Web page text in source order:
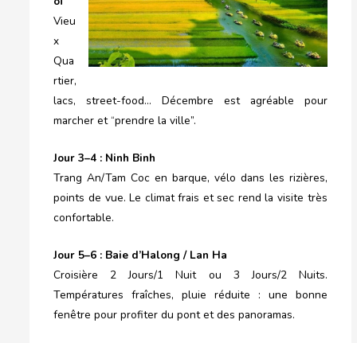
Vieu
x
Qua
rtier,
lacs, street-food… Décembre est agréable pour
marcher et “prendre la ville”.
Jour 3–4 : Ninh Binh
Trang An/Tam Coc en barque, vélo dans les rizières,
points de vue. Le climat frais et sec rend la visite très
confortable.
Jour 5–6 : Baie d’Halong / Lan Ha
Croisière 2 Jours/1 Nuit ou 3 Jours/2 Nuits.
Températures fraîches, pluie réduite : une bonne
fenêtre pour profiter du pont et des panoramas.